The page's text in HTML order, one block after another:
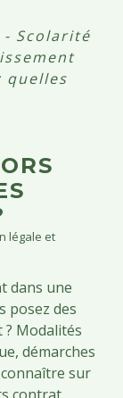
- Scolarité
quelles
légale et
dans une
posez des
Modalités
démarches
sur
contrat.